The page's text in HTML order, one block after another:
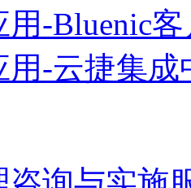
用-Bluenic
用-云捷集成